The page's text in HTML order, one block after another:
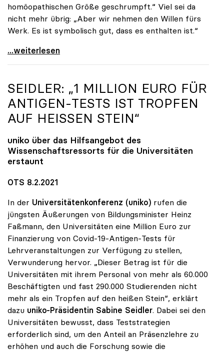
homöopathischen Größe geschrumpft.“ Viel sei da
nicht mehr übrig: „Aber wir nehmen den Willen fürs
Werk. Es ist symbolisch gut, dass es enthalten ist.“
uniko-Vize Vitouch zu 16 ECTS-Punkten: „Kleinste
...weiterlesen
SEIDLER: „1 MILLION EURO FÜR
ANTIGEN-TESTS IST TROPFEN
AUF HEISSEN STEIN“
uniko über das Hilfsangebot des
Wissenschaftsressorts für die Universitäten
erstaunt
OTS 8.2.2021
In der Universitätenkonferenz (uniko) rufen die
jüngsten Äußerungen von Bildungsminister Heinz
Faßmann, den Universitäten eine Million Euro zur
Finanzierung von Covid-19-Antigen-Tests für
Lehrveranstaltungen zur Verfügung zu stellen,
Verwunderung hervor. „Dieser Betrag ist für die
Universitäten mit ihrem Personal von mehr als 60.000
Beschäftigten und fast 290.000 Studierenden nicht
mehr als ein Tropfen auf den heißen Stein“, erklärt
dazu uniko-Präsidentin Sabine Seidler. Dabei sei den
Universitäten bewusst, dass Teststrategien
erforderlich sind, um den Anteil an Präsenzlehre zu
erhöhen und auch die Forschung sowie die